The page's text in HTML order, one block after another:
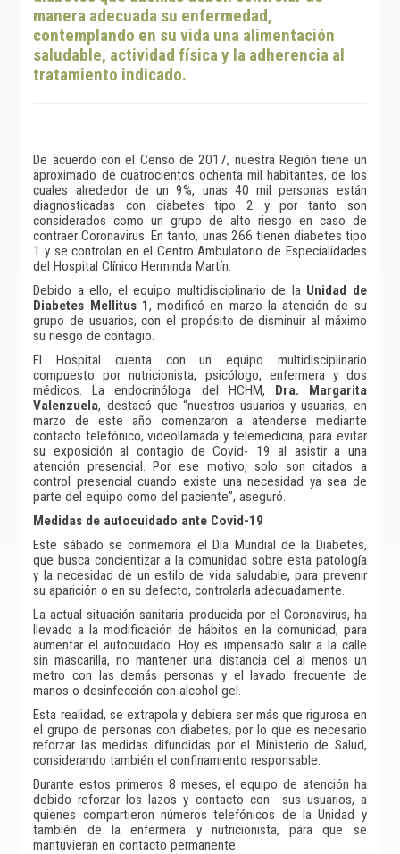
manera adecuada su enfermedad,
contemplando en su vida una alimentación
saludable, actividad física y la adherencia al
tratamiento indicado.
De acuerdo con el Censo de 2017, nuestra Región tiene un
aproximado de cuatrocientos ochenta mil habitantes, de los
cuales alrededor de un 9%, unas 40 mil personas están
diagnosticadas con diabetes tipo 2 y por tanto son
considerados como un grupo de alto riesgo en caso de
contraer Coronavirus. En tanto, unas 266 tienen diabetes tipo
1 y se controlan en el Centro Ambulatorio de Especialidades
del Hospital Clínico Herminda Martín.
Debido a ello, el equipo multidisciplinario de la Unidad de
Diabetes Mellitus 1, modificó en marzo la atención de su
grupo de usuarios, con el propósito de disminuir al máximo
su riesgo de contagio.
El Hospital cuenta con un equipo multidisciplinario
compuesto por nutricionista, psicólogo, enfermera y dos
médicos. La endocrinóloga del HCHM, Dra. Margarita
Valenzuela, destacó que “nuestros usuarios y usuarias, en
marzo de este año comenzaron a atenderse mediante
contacto telefónico, videollamada y telemedicina, para evitar
su exposición al contagio de Covid- 19 al asistir a una
atención presencial. Por ese motivo, solo son citados a
control presencial cuando existe una necesidad ya sea de
parte del equipo como del paciente”, aseguró.
Medidas de autocuidado ante Covid-19
Este sábado se conmemora el Día Mundial de la Diabetes,
que busca concientizar a la comunidad sobre esta patología
y la necesidad de un estilo de vida saludable, para prevenir
su aparición o en su defecto, controlarla adecuadamente.
La actual situación sanitaria producida por el Coronavirus, ha
llevado a la modificación de hábitos en la comunidad, para
aumentar el autocuidado. Hoy es impensado salir a la calle
sin mascarilla, no mantener una distancia del al menos un
metro con las demás personas y el lavado frecuente de
manos o desinfección con alcohol gel.
Esta realidad, se extrapola y debiera ser más que rigurosa en
el grupo de personas con diabetes, por lo que es necesario
reforzar las medidas difundidas por el Ministerio de Salud,
considerando también el confinamiento responsable.
Durante estos primeros 8 meses, el equipo de atención ha
debido reforzar los lazos y contacto con sus usuarios, a
quienes compartieron números telefónicos de la Unidad y
también de la enfermera y nutricionista, para que se
mantuvieran en contacto permanente.